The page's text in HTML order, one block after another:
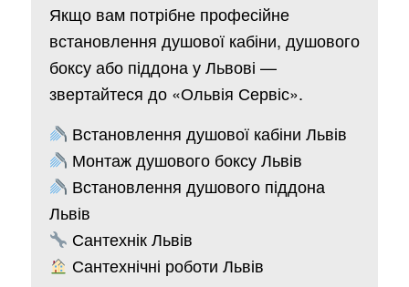
Якщо вам потрібне професійне
встановлення душової кабіни, душового
боксу або піддона у Львові —
звертайтеся до «Ольвія Сервіс».
Встановлення душової кабіни Львів
Монтаж душового боксу Львів
Встановлення душового піддона
Львів
Сантехнік Львів
Сантехнічні роботи Львів